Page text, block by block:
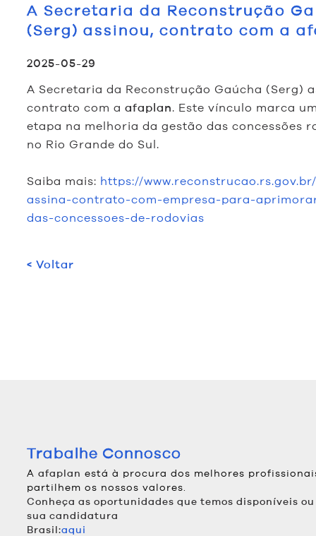
A Secretaria da Reconstrução
(Serg) assinou, contrato com a
2025-05-29
A Secretaria da Reconstrução Gaúcha (Serg)
contrato com a afaplan. Este vínculo marca
etapa na melhoria da gestão das concessões
no Rio Grande do Sul.
Saiba mais: https://
assina-contrato-com-empresa-para-
das-concessoes-de-rodovias
< Voltar
Trabalhe Connosco
A afaplan está à procura dos melhores
partilhem os nossos valores.
Conheça as oportunidades que temos disponíveis
sua candidatura
Brasil:aqui